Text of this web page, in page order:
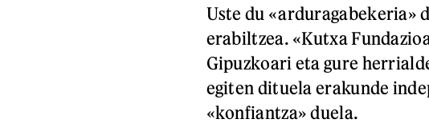
Uste du «arduragabekeria»
erabiltzea. «Kutxa
Gipuzkoari eta gure
egiten dituela erakunde
«konfiantza» duela.